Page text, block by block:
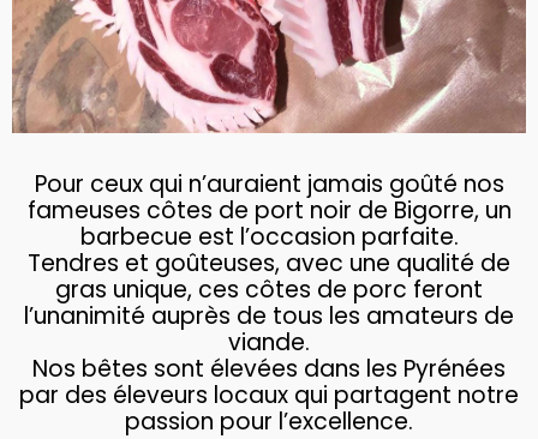
Pour ceux qui n’auraient jamais goûté nos
fameuses côtes de port noir de Bigorre, un
barbecue est l’occasion parfaite.
Tendres et goûteuses, avec une qualité de
gras unique, ces côtes de porc feront
l’unanimité auprès de tous les amateurs de
viande.
Nos bêtes sont élevées dans les Pyrénées
par des éleveurs locaux qui partagent notre
passion pour l’excellence.